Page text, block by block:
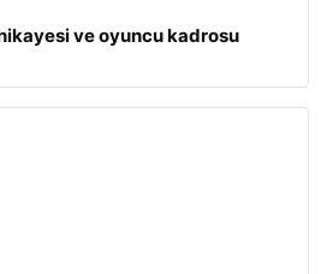
ve oyuncu kadrosu